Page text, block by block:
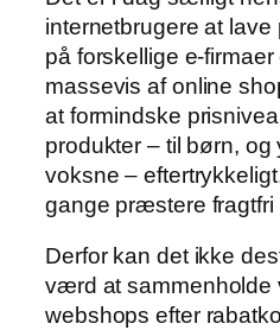
internetbrugere at
på forskellige e-
massevis af online
at formindske
produkter – til børn, og
voksne –
gange præstere fragtfri
Derfor kan det ikke
værd at sammenholde
webshops efter